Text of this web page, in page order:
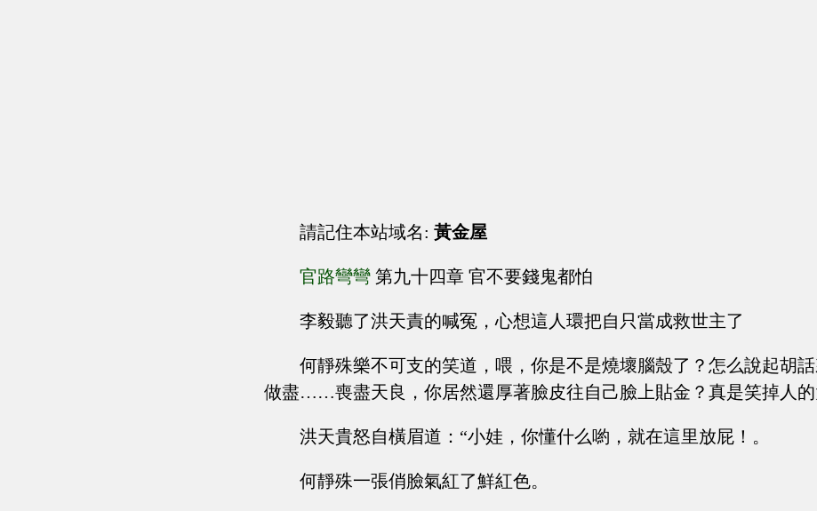
請記住本站域名: 黃金屋
官路彎彎 第九十四章 官不要錢鬼都怕
李毅聽了洪天責的喊冤，心想這人環把自只當成救世主了
何靜殊樂不可支的笑道，喂，你是不是燒壞腦殼了？怎么說起胡
做盡……喪盡天良，你居然還厚著臉皮往自己臉上貼金？真是笑掉人的
洪天貴怒自橫眉道：“小娃，你懂什么喲，就在這里放屁！。
何靜殊一張俏臉氣紅了鮮紅色。